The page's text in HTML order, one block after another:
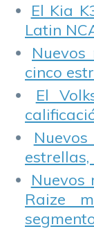
El Kia
Latin
cinco
El
Nuevos
Raize